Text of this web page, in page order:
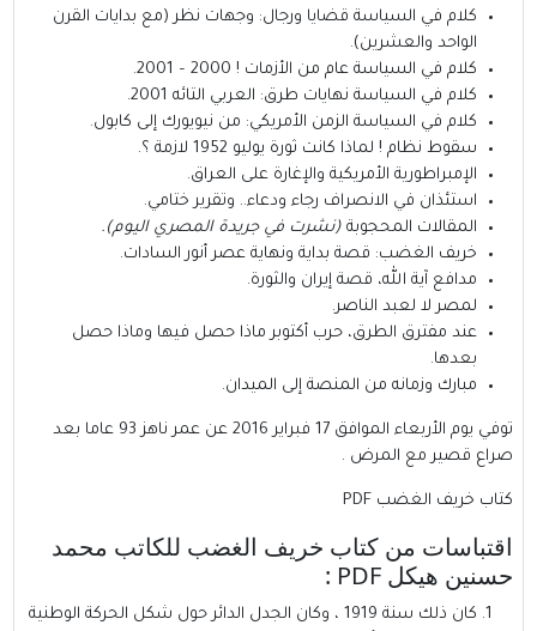
كلام في السياسة قضايا ورجال: وجهات نظر (مع بدايات القرن
الواحد والعشرين).
كلام في السياسة عام من الأزمات ! 2000 – 2001.
كلام في السياسة نهايات طرق: العربي التائه 2001.
كلام في السياسة الزمن الأمريكي: من نيويورك إلى كابول.
سقوط نظام ! لماذا كانت ثورة يوليو 1952 لازمة ؟.
الإمبراطورية الأمريكية والإغارة على العراق.
استئذان في الانصراف رجاء ودعاء.. وتقرير ختامي.
المقالات المحجوبة(نشرت في جريدة المصري اليوم).
خريف الغضب: قصة بداية ونهاية عصر أنور السادات.
مدافع آية الله، قصة إيران والثورة.
لمصر لا لعبد الناصر.
عند مفترق الطرق، حرب أكتوبر ماذا حصل فيها وماذا حصل
بعدها.
مبارك وزمانه من المنصة إلى الميدان.
توفي يوم الأربعاء الموافق 17 فبراير 2016 عن عمر ناهز 93 عاما بعد
صراع قصير مع المرض .
كتاب خريف الغضب PDF
اقتباسات من كتاب خريف الغضب للكاتب محمد
حسنين هيكل PDF :
كان ذلك سنة 1919 ، وكان الجدل الدائر حول شكل الحركة الوطنية